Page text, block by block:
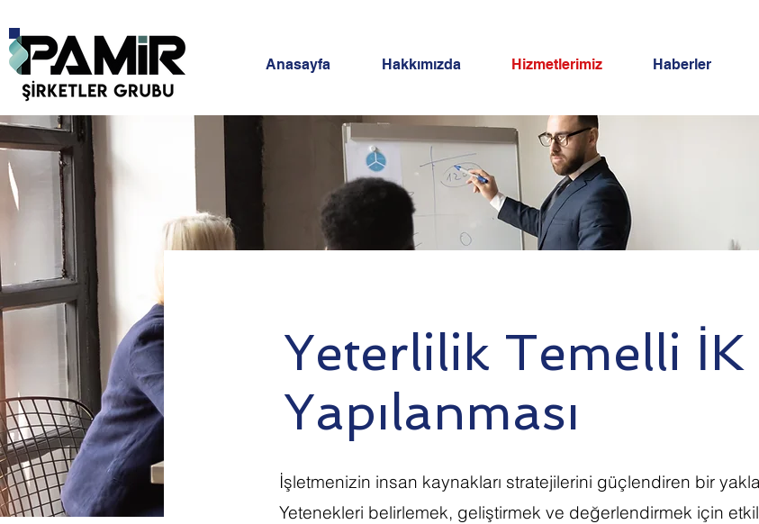
Anasayfa Hakkımızda Hizmetlerimiz Haberler
Yeterlilik Temelli İK
Yapılanması
İşletmenizin insan kaynakları stratejilerini güçlendiren bir
Yetenekleri belirlemek, geliştirmek ve değerlendirmek için